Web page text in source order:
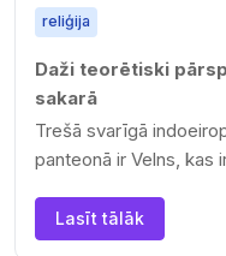
reliģija
Daži teorētiski
sakarā
Trešā svarīgā
panteonā ir Velns, kas
Lasīt tālāk